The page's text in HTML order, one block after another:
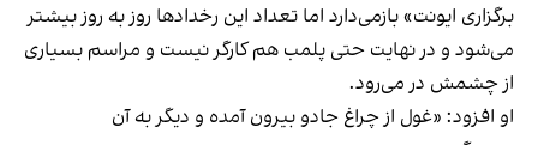
برگزاری ایونت» بازمی‌دارد اما تعداد این رخدادها روز به روز بیشتر
می‌شود و در نهایت حتی پلمب هم کارگر نیست و مراسم بسیاری
از چشمش در می‌رود.
او افزود: «غول از چراغ جادو بیرون آمده و دیگر به آن